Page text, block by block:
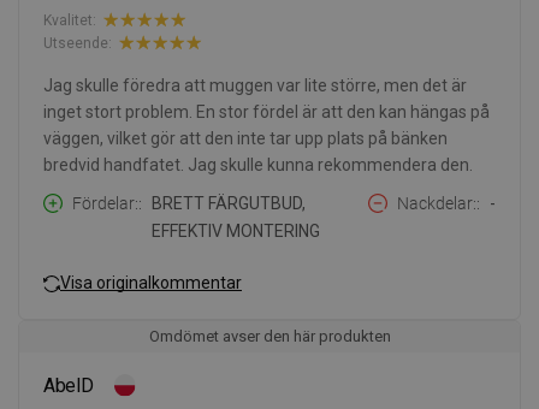
Kvalitet:
Utseende:
Jag skulle föredra att muggen var lite större, men det är
inget stort problem. En stor fördel är att den kan hängas på
väggen, vilket gör att den inte tar upp plats på bänken
bredvid handfatet. Jag skulle kunna rekommendera den.
Fördelar:
BRETT FÄRGUTBUD,
EFFEKTIV MONTERING
Nackdelar: -
Visa originalkommentar
Omdömet avser den här produkten
AbelD